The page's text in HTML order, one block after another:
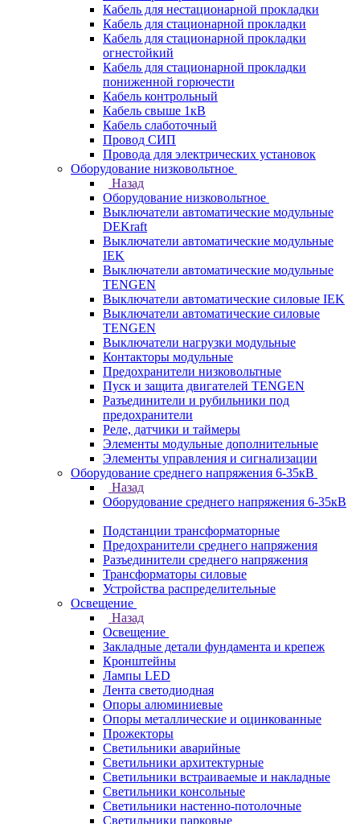
Кабель для нестационарной прокладки
Кабель для стационарной прокладки
Кабель для стационарной прокладки
огнестойкий
Кабель для стационарной прокладки
пониженной горючести
Кабель контрольный
Кабель свыше 1кВ
Кабель слаботочный
Провод СИП
Провода для электрических установок
Оборудование низковольтное
Назад
Оборудование низковольтное
Выключатели автоматические модульные
DEKraft
Выключатели автоматические модульные
IEK
Выключатели автоматические модульные
TENGEN
Выключатели автоматические силовые IEK
Выключатели автоматические силовые
TENGEN
Выключатели нагрузки модульные
Контакторы модульные
Предохранители низковольтные
Пуск и защита двигателей TENGEN
Разъединители и рубильники под
предохранители
Реле, датчики и таймеры
Элементы модульные дополнительные
Элементы управления и сигнализации
Оборудование среднего напряжения 6-35кВ
Назад
Оборудование среднего напряжения 6-35кВ
Подстанции трансформаторные
Предохранители среднего напряжения
Разъединители среднего напряжения
Трансформаторы силовые
Устройства распределительные
Освещение
Назад
Освещение
Закладные детали фундамента и крепеж
Кронштейны
Лампы LED
Лента светодиодная
Опоры алюминиевые
Опоры металлические и оцинкованные
Прожекторы
Светильники аварийные
Светильники архитектурные
Светильники встраиваемые и накладные
Светильники консольные
Светильники настенно-потолочные
Светильники парковые